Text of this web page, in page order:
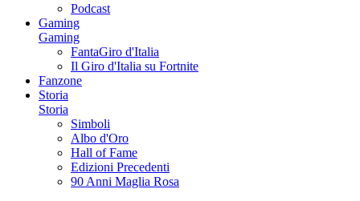
Podcast
Gaming
Gaming
FantaGiro d'Italia
Il Giro d'Italia su Fortnite
Fanzone
Storia
Storia
Simboli
Albo d'Oro
Hall of Fame
Edizioni Precedenti
90 Anni Maglia Rosa